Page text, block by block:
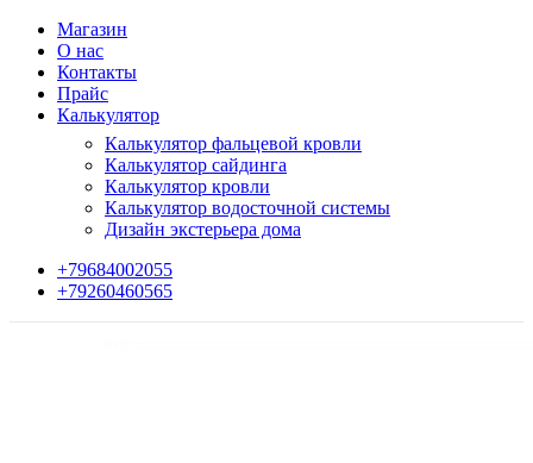
Магазин
О нас
Контакты
Прайс
Калькулятор
Калькулятор фальцевой кровли
Калькулятор сайдинга
Калькулятор кровли
Калькулятор водосточной системы
Дизайн экстерьера дома
+79684002055
+79260460565